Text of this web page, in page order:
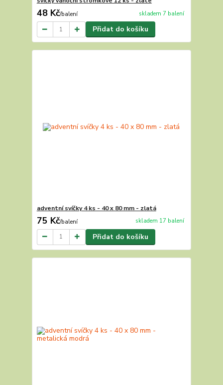
48 Kč/balení skladem 7 balení
Přidat do košíku
adventní svíčky 4 ks - 40 x 80 mm - zlatá
75 Kč/balení skladem 17 balení
Přidat do košíku